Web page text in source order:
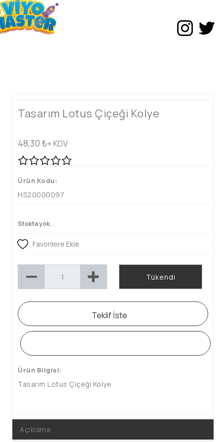
Tasarım Lotus Çiçeği Kolye
48,30 ₺+ KDV
Ürün Kodu:
HS20000097
Stokta yok.
Favorilere Ekle
Tükendi
Teklif İste
Ürün Bilgisi:
Tasarım Lotus Çiçeği Kolye
Açıklama